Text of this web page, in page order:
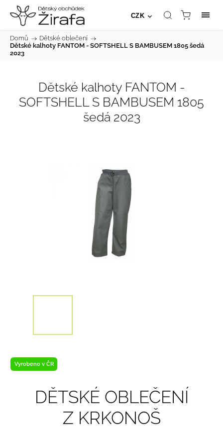
CZK
Domů / Dětské oblečení /
Dětské kalhoty FANTOM - SOFTSHELL S BAMBUSEM 1805 šedá
2023
Dětské kalhoty FANTOM -
SOFTSHELL S BAMBUSEM 1805
šedá 2023
Vyrobeno v ČR
DĚTSKÉ OBLEČENÍ
Z KRKONOŠ